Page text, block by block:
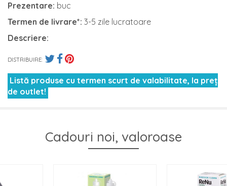
Prezentare: buc
Termen de livrare*: 3-5 zile lucratoare
Descriere:
DISTRIBUIRE:
Listă produse cu termen scurt de valabilitate, la preț
de outlet!
Cadouri noi, valoroase